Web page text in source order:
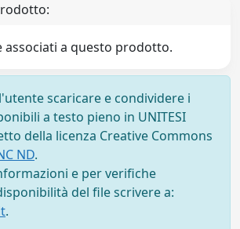
associati a questo prodotto.
scaricare e condividere i
a testo pieno in UNITESI
della licenza Creative Commons
ND.
e per verifiche
del file scrivere a:
.